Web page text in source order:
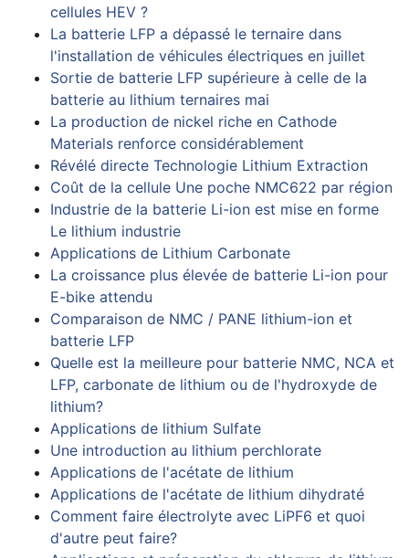
cellules HEV ?
La batterie LFP a dépassé le ternaire dans
l'installation de véhicules électriques en juillet
Sortie de batterie LFP supérieure à celle de la
batterie au lithium ternaires mai
La production de nickel riche en Cathode
Materials renforce considérablement
Révélé directe Technologie Lithium Extraction
Coût de la cellule Une poche NMC622 par région
Industrie de la batterie Li-ion est mise en forme
Le lithium industrie
Applications de Lithium Carbonate
La croissance plus élevée de batterie Li-ion pour
E-bike attendu
Comparaison de NMC / PANE lithium-ion et
batterie LFP
Quelle est la meilleure pour batterie NMC, NCA et
LFP, carbonate de lithium ou de l'hydroxyde de
lithium?
Applications de lithium Sulfate
Une introduction au lithium perchlorate
Applications de l'acétate de lithium
Applications de l'acétate de lithium dihydraté
Comment faire électrolyte avec LiPF6 et quoi
d'autre peut faire?